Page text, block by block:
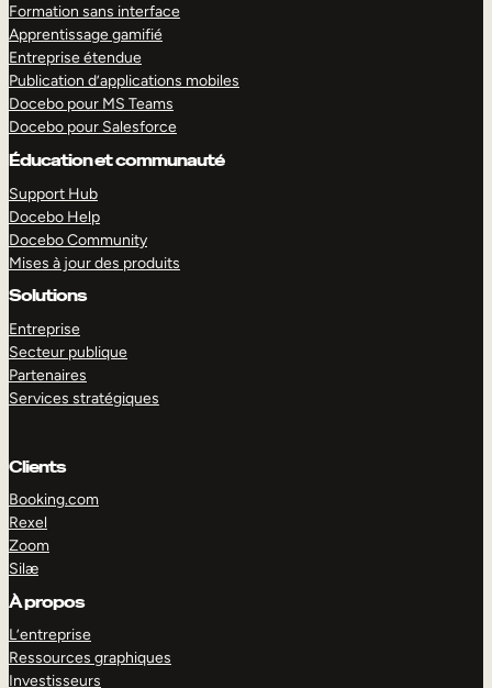
Formation sans interface
Apprentissage gamifié
Entreprise étendue
Publication d’applications mobiles
Docebo pour MS Teams
Docebo pour Salesforce
Éducation et communauté
Support Hub
Docebo Help
Docebo Community
Mises à jour des produits
Solutions
Entreprise
Secteur publique
Partenaires
Services stratégiques
Clients
Booking.com
Rexel
Zoom
Silæ
À propos
L’entreprise
Ressources graphiques
Investisseurs